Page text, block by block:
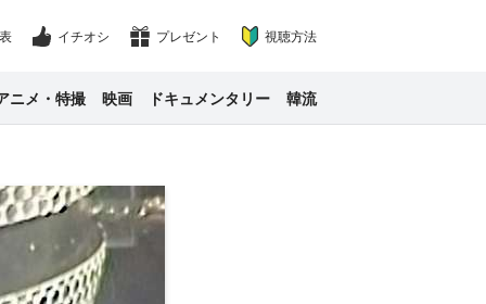
イチオシ プレゼント 視聴方法
ニメ・特撮 映画 ドキュメンタリー 韓流